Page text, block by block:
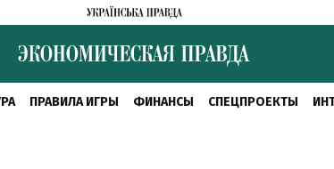
ПРАВИЛА ИГРЫ ФИНАНСЫ СПЕЦПРОЕКТЫ